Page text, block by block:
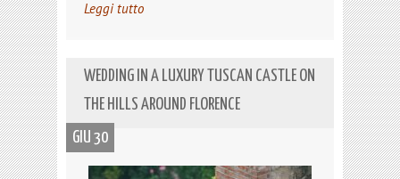
Leggi tutto
WEDDING IN A LUXURY TUSCAN CASTLE ON
THE HILLS AROUND FLORENCE
GIU 30